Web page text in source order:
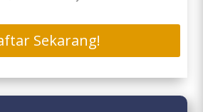
Sekarang!